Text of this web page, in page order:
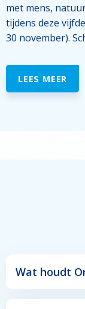
met mens,
tijdens deze
30 november).
LEES MEER
Wat houdt